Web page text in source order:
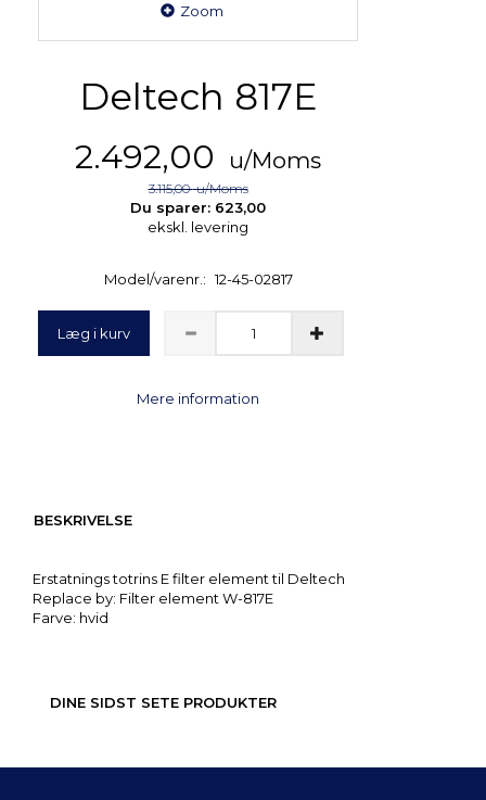
Zoom
Deltech 817E
2.492,00 u/Moms
3.115,00u/Moms
Du sparer: 623,00
ekskl. levering
Model/varenr.: 12-45-02817
Læg i kurv
Mere information
BESKRIVELSE
Erstatnings totrins E filter element til Deltech
Replace by: Filter element W-817E
Farve: hvid
DINE SIDST SETE PRODUKTER